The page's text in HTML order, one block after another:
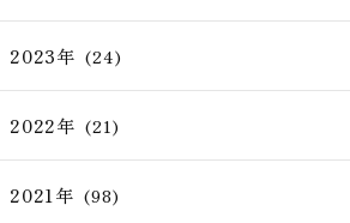
2023年 (24)
2022年 (21)
2021年 (98)